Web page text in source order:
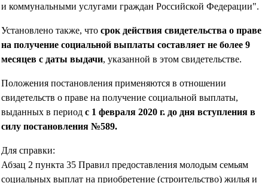
и коммунальными услугами граждан Российской Федерации".
Установлено также, что срок действия свидетельства о праве
на получение социальной выплаты составляет не более 9
месяцев с даты выдачи, указанной в этом свидетельстве.
Положения постановления применяются в отношении
свидетельств о праве на получение социальной выплаты,
выданных в период с 1 февраля 2020 г. до дня вступления в
силу постановления №589.
Для справки:
Абзац 2 пункта 35 Правил предоставления молодым семьям
социальных выплат на приобретение (строительство) жилья и